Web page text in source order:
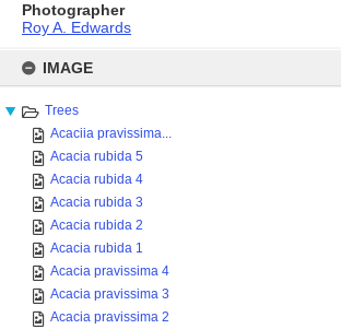
content
IMAGE
Trees
Acaciia pravissima...
Acacia rubida 5
Acacia rubida 4
Acacia rubida 3
Acacia rubida 2
Acacia rubida 1
Acacia pravissima 4
Acacia pravissima 3
Acacia pravissima 2
Photographer
Roy A. Edwards